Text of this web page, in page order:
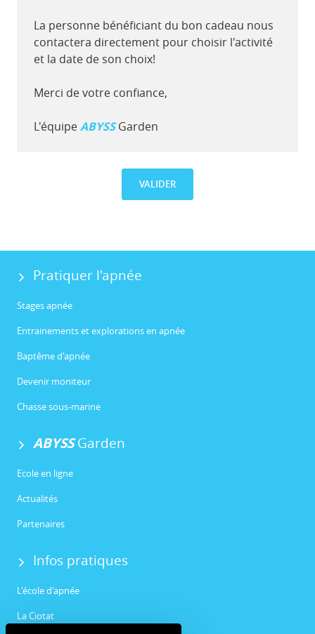
La personne bénéficiant du bon cadeau nous
contactera directement pour choisir l'activité
et la date de son choix!
Merci de votre confiance,
L'équipeABYSSGarden
VALIDER
Pratiquer l'apnée
Stages apnée
Entrainements et explorations en apnée
Baptême d'apnée
Devenir moniteur
Chasse sous-marine
ABYSSGarden
Ecole en ligne
Actualités
Partenaires
Infos pratiques
L'école d'apnée
La Ciotat